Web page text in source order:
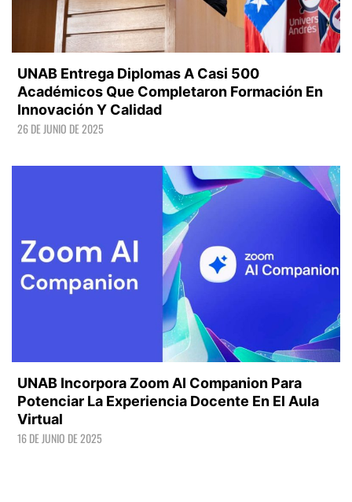
UNAB Entrega Diplomas A Casi 500
Académicos Que Completaron Formación En
Innovación Y Calidad
26 DE JUNIO DE 2025
UNAB Incorpora Zoom AI Companion Para
Potenciar La Experiencia Docente En El Aula
Virtual
16 DE JUNIO DE 2025